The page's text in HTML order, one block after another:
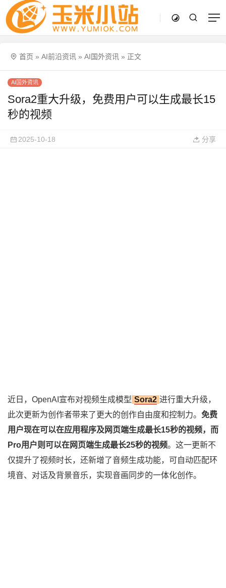
首页 » AI前沿资讯 » AI国外资讯 » 正文
AI国外资讯
Sora2重大升级，免费用户可以生成最长15
秒的视频
2025-10-18 分享
近日，OpenAI宣布对视频生成模型 Sora2 进行重大升级，
此次更新为创作者带来了更大的创作自由度和控制力。 免费
用户现在可以在应用程序及网页端生成最长15秒的视频，而
Pro用户则可以在网页端生成最长25秒的视频。这一更新不
仅提升了视频时长，还新增了音频生成功能，可自动匹配环
境音、对话及背景音乐，实现音画同步的一体化创作。